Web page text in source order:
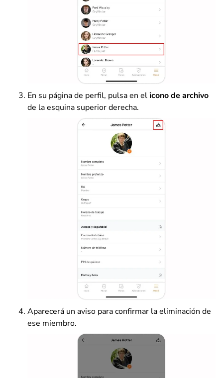
En su página de perfil, pulsa en elicono de archivo
de la esquina superior derecha.
Aparecerá un aviso para confirmar la eliminación de
ese miembro.